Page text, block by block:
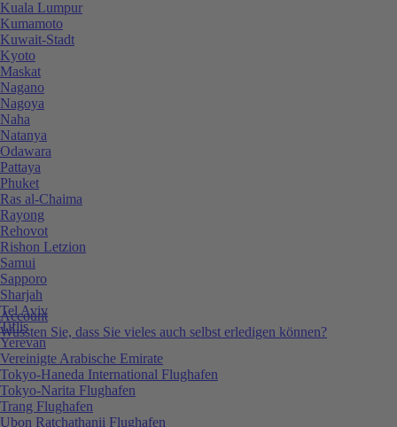
Account
Wussten Sie, dass Sie vieles auch selbst erledigen können?
Kuala Lumpur
Kumamoto
Kuwait-Stadt
Kyoto
Maskat
Nagano
Nagoya
Naha
Natanya
Odawara
Pattaya
Phuket
Ras al-Chaima
Rayong
Rehovot
Rishon Letzion
Samui
Sapporo
Sharjah
Tel Aviv
Tiflis
Yerevan
Vereinigte Arabische Emirate
Tokyo-Haneda International Flughafen
Tokyo-Narita Flughafen
Trang Flughafen
Ubon Ratchathanii Flughafen